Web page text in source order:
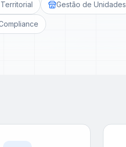
Gestão de Unidades